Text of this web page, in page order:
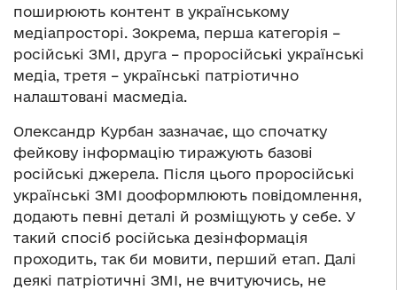
поширюють контент в українському
медіапросторі. Зокрема, перша категорія –
російські ЗМІ, друга – проросійські українські
медіа, третя – українські патріотично
налаштовані масмедіа.
Олександр Курбан зазначає, що спочатку
фейкову інформацію тиражують базові
російські джерела. Після цього проросійські
українські ЗМІ дооформлюють повідомлення,
додають певні деталі й розміщують у себе. У
такий спосіб російська дезінформація
проходить, так би мовити, перший етап. Далі
деякі патріотичні ЗМІ, не вчитуючись, не